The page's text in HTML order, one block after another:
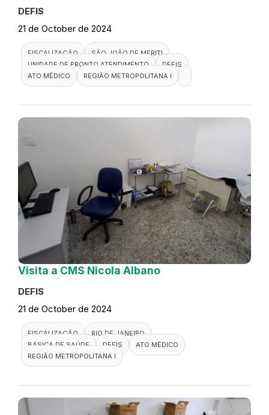
DEFIS
21 de October de 2024
FISCALIZAÇÃO
SÃO JOÃO DE MERITI
UNIDADE DE PRONTO ATENDIMENTO
DEFIS
ATO MÉDICO
REGIÃO METROPOLITANA I
Visita a CMS Nicola Albano
DEFIS
21 de October de 2024
FISCALIZAÇÃO
RIO DE JANEIRO
BÁSICA DE SAÚDE
DEFIS
ATO MÉDICO
REGIÃO METROPOLITANA I